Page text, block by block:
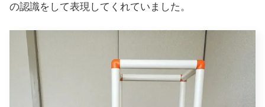
の認識をして表現してくれていました。